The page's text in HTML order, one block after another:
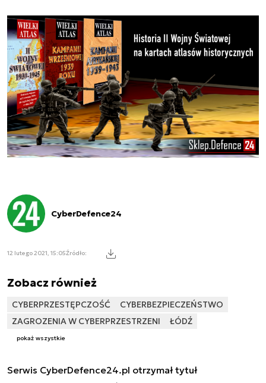
CyberDefence24
12 lutego 2021, 15:05Źródło:
Zobacz również
CYBERPRZESTĘPCZOŚĆ
CYBERBEZPIECZEŃSTWO
ZAGROZENIA W CYBERPRZESTRZENI
ŁÓDŹ
pokaż wszystkie
Serwis CyberDefence24.pl otrzymał tytuł